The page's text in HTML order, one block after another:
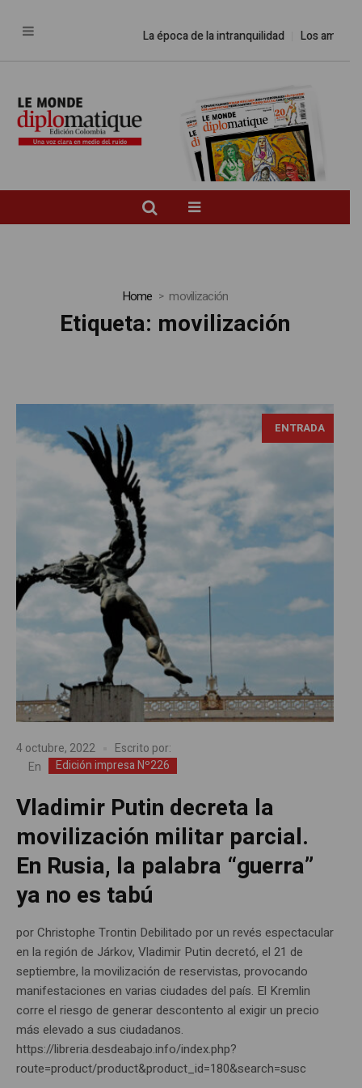
La época de la intranquilidad Los amos
Home movilización
Etiqueta: movilización
ENTRADA
4 octubre, 2022
Escrito por:
En
Edición impresa Nº226
Vladimir Putin decreta la
movilización militar parcial.
En Rusia, la palabra “guerra”
ya no es tabú
por Christophe Trontin Debilitado por un revés espectacular
en la región de Járkov, Vladimir Putin decretó, el 21 de
septiembre, la movilización de reservistas, provocando
manifestaciones en varias ciudades del país. El Kremlin
corre el riesgo de generar descontento al exigir un precio
más elevado a sus ciudadanos.
https://libreria.desdeabajo.info/index.php?
route=product/product&product_id=180&search=susc